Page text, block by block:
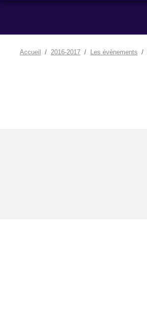
Accueil 2016-2017 Les évènements